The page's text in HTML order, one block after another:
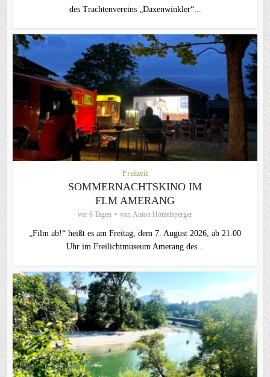
des Trachtenvereins „Daxenwinkler“...
Freizeit
SOMMERNACHTSKINO IM
FLM AMERANG
vor 6 Tagen von Anton Hötzelsperger
„Film ab!“ heißt es am Freitag, dem 7. August 2026, ab 21.00
Uhr im Freilichtmuseum Amerang des...